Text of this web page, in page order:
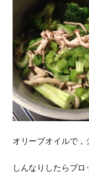
オリーブオイルで，
しんなりしたらブ